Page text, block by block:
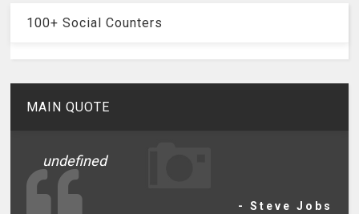
100+ Social Counters
MAIN QUOTE
undefined
- Steve Jobs